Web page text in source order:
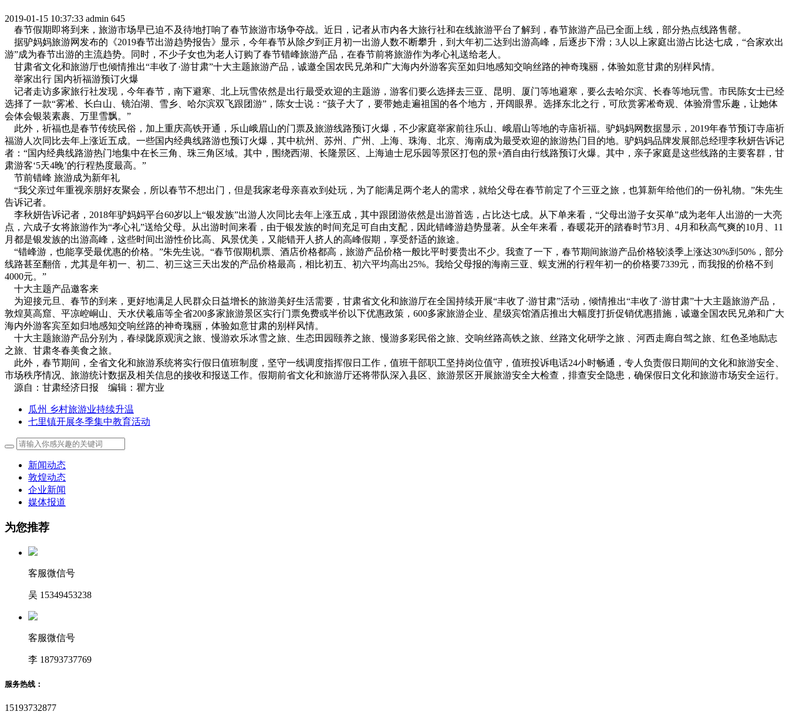
2019-01-15 10:37:33 admin 645
春节假期即将到来，旅游市场早已迫不及待地打响了春节旅游市场争夺战。近日，记者从市内各大旅行社和在线旅游平台了解到，春节旅游产品已全面上线，部分热点线路售罄。
据驴妈妈旅游网发布的《2019春节出游趋势报告》显示，今年春节从除夕到正月初一出游人数不断攀升，到大年初二达到出游高峰，后逐步下滑；3人以上家庭出游占比达七成，“合家欢出
游”成为春节出游的主流趋势。同时，不少子女也为老人订购了春节错峰旅游产品，在春节前将旅游作为孝心礼送给老人。
甘肃省文化和旅游厅也倾情推出“丰收了·游甘肃”十大主题旅游产品，诚邀全国农民兄弟和广大海内外游客宾至如归地感知交响丝路的神奇瑰丽，体验如意甘肃的别样风情。
举家出行 国内祈福游预订火爆
记者走访多家旅行社发现，今年春节，南下避寒、北上玩雪依然是出行最受欢迎的主题游，游客们要么选择去三亚、昆明、厦门等地避寒，要么去哈尔滨、长春等地玩雪。市民陈女士已经
选择了一款“雾凇、长白山、镜泊湖、雪乡、哈尔滨双飞跟团游”，陈女士说：“孩子大了，要带她走遍祖国的各个地方，开阔眼界。选择东北之行，可欣赏雾凇奇观、体验滑雪乐趣，让她体
会体会银装素裹、万里雪飘。”
此外，祈福也是春节传统民俗，加上重庆高铁开通，乐山峨眉山的门票及旅游线路预订火爆，不少家庭举家前往乐山、峨眉山等地的寺庙祈福。驴妈妈网数据显示，2019年春节预订寺庙祈
福游人次同比去年上涨近五成。一些国内经典线路游也预订火爆，其中杭州、苏州、广州、上海、珠海、北京、海南成为最受欢迎的旅游热门目的地。驴妈妈品牌发展部总经理李秋妍告诉记
者：“国内经典线路游热门地集中在长三角、珠三角区域。其中，围绕西湖、长隆景区、上海迪士尼乐园等景区打包的景+酒自由行线路预订火爆。其中，亲子家庭是这些线路的主要客群，甘
肃游客‘5天4晚’的行程热度最高。”
节前错峰 旅游成为新年礼
“我父亲过年重视亲朋好友聚会，所以春节不想出门，但是我家老母亲喜欢到处玩，为了能满足两个老人的需求，就给父母在春节前定了个三亚之旅，也算新年给他们的一份礼物。”朱先生
告诉记者。
李秋妍告诉记者，2018年驴妈妈平台60岁以上“银发族”出游人次同比去年上涨五成，其中跟团游依然是出游首选，占比达七成。从下单来看，“父母出游子女买单”成为老年人出游的一大亮
点，六成子女将旅游作为“孝心礼”送给父母。从出游时间来看，由于银发族的时间充足可自由支配，因此错峰游趋势显著。从全年来看，春暖花开的踏春时节3月、4月和秋高气爽的10月、11
月都是银发族的出游高峰，这些时间出游性价比高、风景优美，又能错开人挤人的高峰假期，享受舒适的旅途。
“错峰游，也能享受最优惠的价格。”朱先生说。“春节假期机票、酒店价格都高，旅游产品价格一般比平时要贵出不少。我查了一下，春节期间旅游产品价格较淡季上涨达30%到50%，部分
线路甚至翻倍，尤其是年初一、初二、初三这三天出发的产品价格最高，相比初五、初六平均高出25%。我给父母报的海南三亚、蜈支洲的行程年初一的价格要7339元，而我报的价格不到
4000元。”
十大主题产品邀客来
为迎接元旦、春节的到来，更好地满足人民群众日益增长的旅游美好生活需要，甘肃省文化和旅游厅在全国持续开展“丰收了·游甘肃”活动，倾情推出“丰收了·游甘肃”十大主题旅游产品，
敦煌莫高窟、平凉崆峒山、天水伏羲庙等全省200多家旅游景区实行门票免费或半价以下优惠政策，600多家旅游企业、星级宾馆酒店推出大幅度打折促销优惠措施，诚邀全国农民兄弟和广大
海内外游客宾至如归地感知交响丝路的神奇瑰丽，体验如意甘肃的别样风情。
十大主题旅游产品分别为，春绿陇原观演之旅、慢游欢乐冰雪之旅、生态田园颐养之旅、慢游多彩民俗之旅、交响丝路高铁之旅、丝路文化研学之旅 、河西走廊自驾之旅、红色圣地励志
之旅、甘肃冬春美食之旅。
此外，春节期间，全省文化和旅游系统将实行假日值班制度，坚守一线调度指挥假日工作，值班干部职工坚持岗位值守，值班投诉电话24小时畅通，专人负责假日期间的文化和旅游安全、
市场秩序情况、旅游统计数据及相关信息的接收和报送工作。假期前省文化和旅游厅还将带队深入县区、旅游景区开展旅游安全大检查，排查安全隐患，确保假日文化和旅游市场安全运行。
源自：甘肃经济日报 编辑：瞿方业
瓜州 乡村旅游业持续升温
七里镇开展冬季集中教育活动
新闻动态
敦煌动态
企业新闻
媒体报道
为您推荐
客服微信号
吴 15349453238
客服微信号
李 18793737769
服务热线：
15193732877